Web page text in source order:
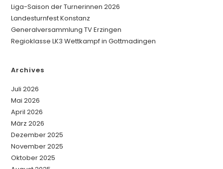
Liga-Saison der Turnerinnen 2026
Landesturnfest Konstanz
Generalversammlung TV Erzingen
Regioklasse LK3 Wettkampf in Gottmadingen
Archives
Juli 2026
Mai 2026
April 2026
März 2026
Dezember 2025
November 2025
Oktober 2025